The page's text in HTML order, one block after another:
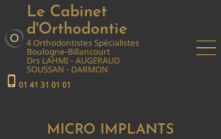
contenu
principal
Le Cabinet
d'Orthodontie
4 Orthodontistes Spécialistes
Boulogne-Billancourt
Drs LAHMI - AUGERAUD
SOUSSAN - DARMON
phone_iphone 01 41 31 01 01
MICRO IMPLANTS